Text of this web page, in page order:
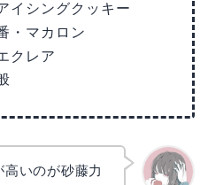
イシングクッキー
・マカロン
クレア
いのが砂藤力